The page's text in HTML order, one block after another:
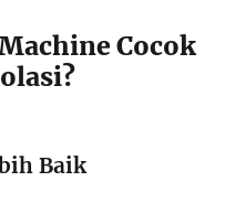
Cocok
Baik